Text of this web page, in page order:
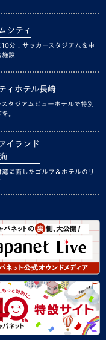
シティ
分！サッカースタジアムを中
施設
ィホテル長崎
スタジアムビューホテルで特別
。
イランド
に面したゴルフ＆ホテルのリ